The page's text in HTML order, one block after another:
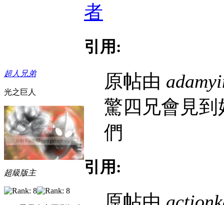
超人兄弟
光之巨人
超級版主
者
引用:
原帖由
驚四兄會見
們
引用: